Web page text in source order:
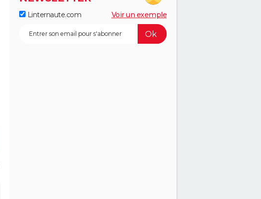
Linternaute.com Voir un exemple